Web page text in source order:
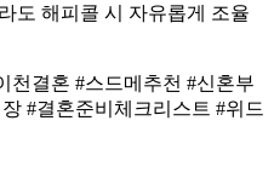
도 해피콜 시 자유롭게 조율
천결혼 #스드메추천 #신혼부
#결혼준비체크리스트 #위드